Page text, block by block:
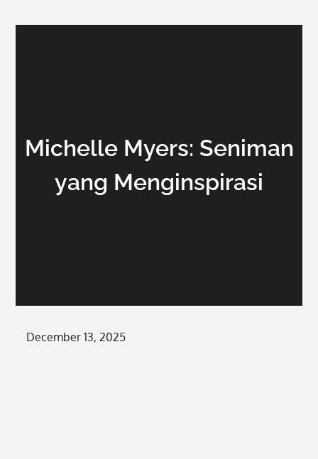
Michelle Myers: Seniman
yang Menginspirasi
Posted
December 13, 2025